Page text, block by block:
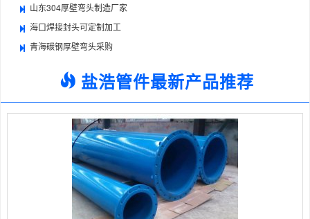
山东304厚壁弯头制造厂家
海口焊接封头可定制加工
青海碳钢厚壁弯头采购
盐浩管件最新产品推荐